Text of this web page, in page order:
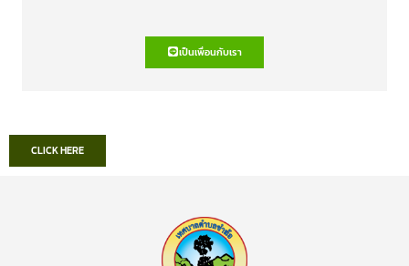
เป็นเพื่อนกับเรา
CLICK HERE